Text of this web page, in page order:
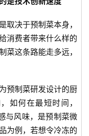
取决于预制菜本身，
消费者带来什么样的
菜这条路能走多远，
预制菜研发设计的厨
如何在最短时间，
与风味，是预制菜微
为例，若想令冷冻的